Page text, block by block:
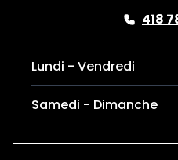
418
Lundi - Vendredi
Samedi - Dimanche